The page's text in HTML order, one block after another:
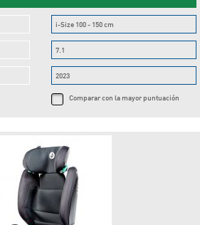
i-Size 100 - 150 cm
7.1
2023
Comparar con la mayor puntuación